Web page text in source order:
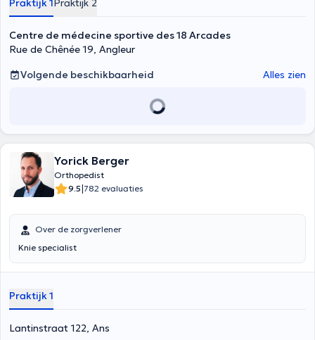
Praktijk 1Praktijk 2
Centre de médecine sportive des 18 Arcades
Rue de Chênée 19, Angleur
Volgende beschikbaarheid
Alles zien
Yorick Berger
Orthopedist
9.5|782 evaluaties
Over de zorgverlener
Knie specialist
Praktijk 1
Lantinstraat 122, Ans